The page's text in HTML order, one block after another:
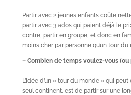
Partir avec 2 jeunes enfants coûte
partir avec 3 ados qui paient déjà le
contre, partir en groupe, et donc en
moins cher par personne qu’un tour du
– Combien de temps voulez-vous
L’idée d’un « tour du monde » qui
seul continent, est de partir sur une